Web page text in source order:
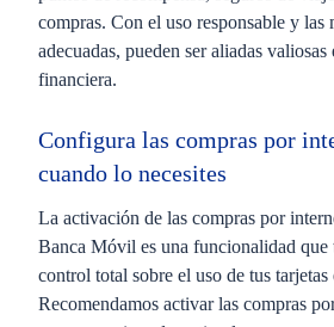
compras. Con el uso responsable y las
adecuadas, pueden ser aliadas valiosas
financiera.
Configura las compras por
cuando lo necesites
La activación de las compras por
Banca Móvil es una funcionalidad que
control total sobre el uso de tus
Recomendamos activar las compras